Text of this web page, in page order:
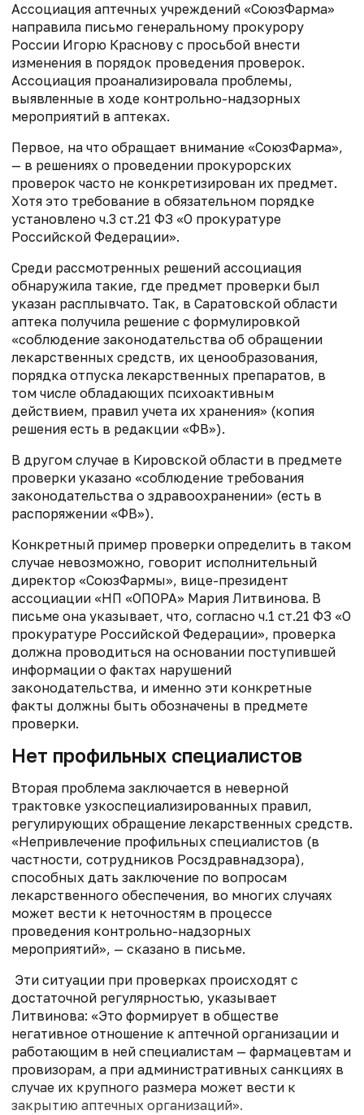
Ассоциация аптечных учреждений «СоюзФарма»
направила письмо генеральному прокурору
России Игорю Краснову с просьбой внести
изменения в порядок проведения проверок.
Ассоциация проанализировала проблемы,
выявленные в ходе контрольно-надзорных
мероприятий в аптеках.
Первое, на что обращает внимание «СоюзФарма»,
— в решениях о проведении прокурорских
проверок часто не конкретизирован их предмет.
Хотя это требование в обязательном порядке
установлено ч.3 ст.21 ФЗ «О прокуратуре
Российской Федерации».
Среди рассмотренных решений ассоциация
обнаружила такие, где предмет проверки был
указан расплывчато. Так, в Саратовской области
аптека получила решение с формулировкой
«соблюдение законодательства об обращении
лекарственных средств, их ценообразования,
порядка отпуска лекарственных препаратов, в
том числе обладающих психоактивным
действием, правил учета их хранения» (копия
решения есть в редакции «ФВ»).
В другом случае в Кировской области в предмете
проверки указано «соблюдение требования
законодательства о здравоохранении» (есть в
распоряжении «ФВ»).
Конкретный пример проверки определить в таком
случае невозможно, говорит исполнительный
директор «СоюзФармы», вице-президент
ассоциации «НП «ОПОРА» Мария Литвинова. В
письме она указывает, что, согласно ч.1 ст.21 ФЗ «О
прокуратуре Российской Федерации», проверка
должна проводиться на основании поступившей
информации о фактах нарушений
законодательства, и именно эти конкретные
факты должны быть обозначены в предмете
проверки.
Нет профильных специалистов
Вторая проблема заключается в неверной
трактовке узкоспециализированных правил,
регулирующих обращение лекарственных средств.
«Непривлечение профильных специалистов (в
частности, сотрудников Росздравнадзора),
способных дать заключение по вопросам
лекарственного обеспечения, во многих случаях
может вести к неточностям в процессе
проведения контрольно-надзорных
мероприятий», — сказано в письме.
Эти ситуации при проверках происходят с
достаточной регулярностью, указывает
Литвинова: «Это формирует в обществе
негативное отношение к аптечной организации и
работающим в ней специалистам — фармацевтам и
провизорам, а при административных санкциях в
случае их крупного размера может вести к
закрытию аптечных организаций».